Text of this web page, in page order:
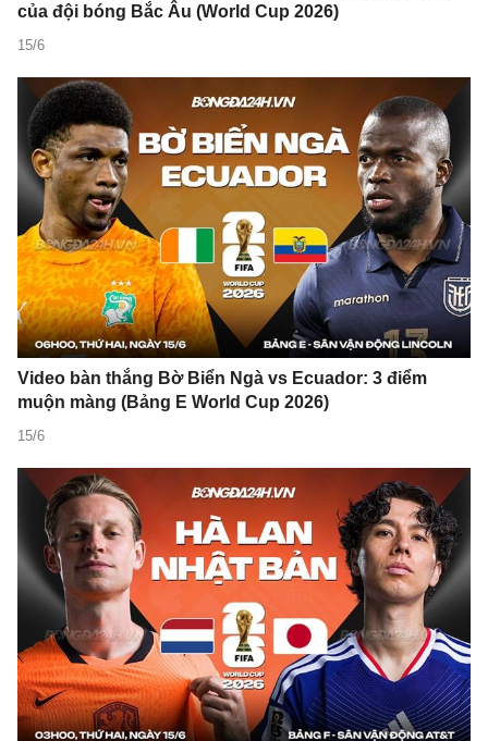
của đội bóng Bắc Âu (World Cup 2026)
15/6
Video bàn thắng Bờ Biển Ngà vs Ecuador: 3 điểm
muộn màng (Bảng E World Cup 2026)
15/6